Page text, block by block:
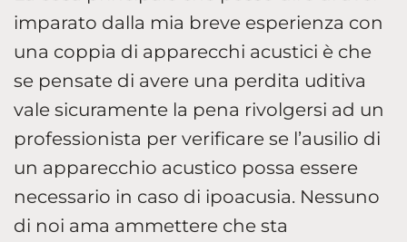
imparato dalla mia breve esperienza con
una coppia di apparecchi acustici è che
se pensate di avere una perdita uditiva
vale sicuramente la pena rivolgersi ad un
professionista per verificare se l’ausilio di
un apparecchio acustico possa essere
necessario in caso di ipoacusia. Nessuno
di noi ama ammettere che sta